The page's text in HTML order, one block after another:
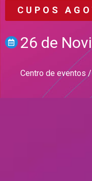
CUPOS
26 de
Centro de eventos